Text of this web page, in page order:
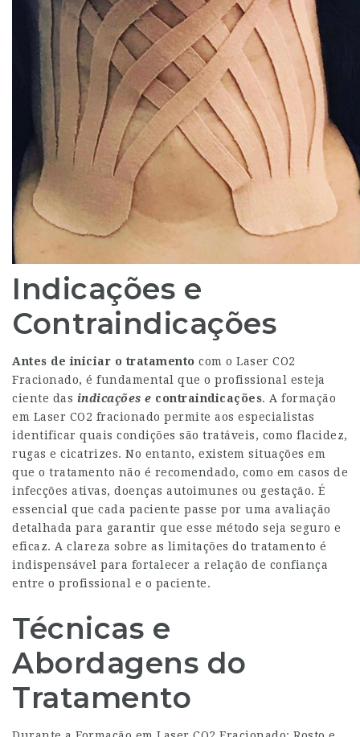
Indicações e
Contraindicações
Antes de iniciar o tratamento com o Laser CO2
Fracionado, é fundamental que o profissional esteja
ciente das indicações e contraindicações. A formação
em Laser CO2 fracionado permite aos especialistas
identificar quais condições são tratáveis, como flacidez,
rugas e cicatrizes. No entanto, existem situações em
que o tratamento não é recomendado, como em casos de
infecções ativas, doenças autoimunes ou gestação. É
essencial que cada paciente passe por uma avaliação
detalhada para garantir que esse método seja seguro e
eficaz. A clareza sobre as limitações do tratamento é
indispensável para fortalecer a relação de confiança
entre o profissional e o paciente.
Técnicas e
Abordagens do
Tratamento